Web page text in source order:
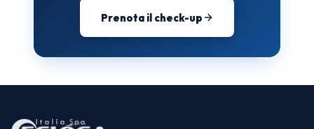
Prenota il check-up